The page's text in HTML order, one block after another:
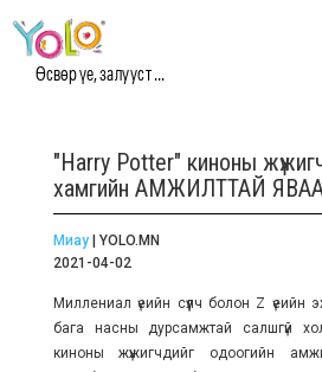
Өсвөр үе, залууст ...
"Harry Potter" киноны
хамгийн АМЖИЛТТАЙ
Миау| YOLO.MN
2021-04-02
Миллениал үеийн сүүлч болон Z үеийн
бага насны дурсамжтай салшгүй
киноны жүжигчдийг одоогийн